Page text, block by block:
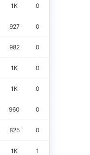
1K 0
927 0
982 0
1K 0
1K 0
960 0
825 0
1K 1